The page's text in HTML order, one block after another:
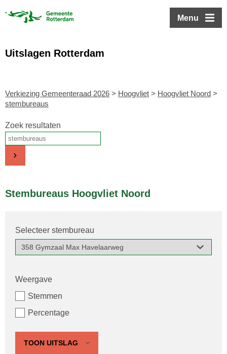
Menu
Uitslagen Rotterdam
Verkiezing Gemeenteraad 2026 > Hoogvliet > Hoogvliet Noord >
stembureaus
Zoek resultaten
Stembureaus Hoogvliet Noord
Selecteer stembureau
Weergave
Stemmen
Percentage
TOON UITSLAG